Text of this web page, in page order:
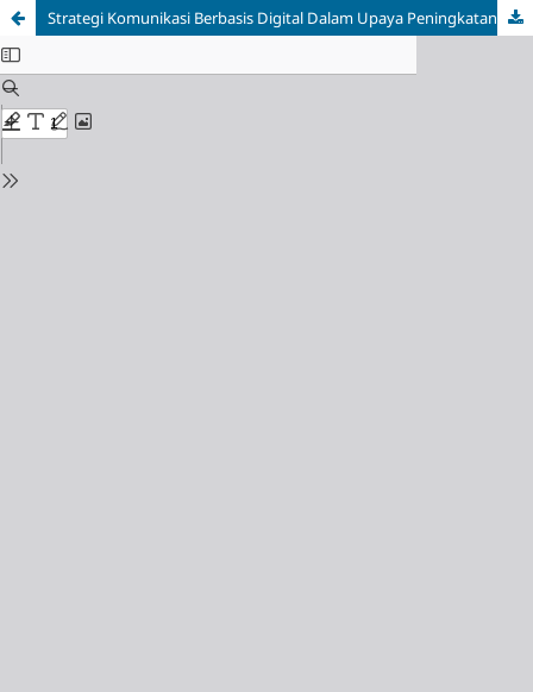
Strategi Komunikasi Berbasis Digital Dalam Upaya Peningkatan Keputusan Masuk Mahasiswa Baru